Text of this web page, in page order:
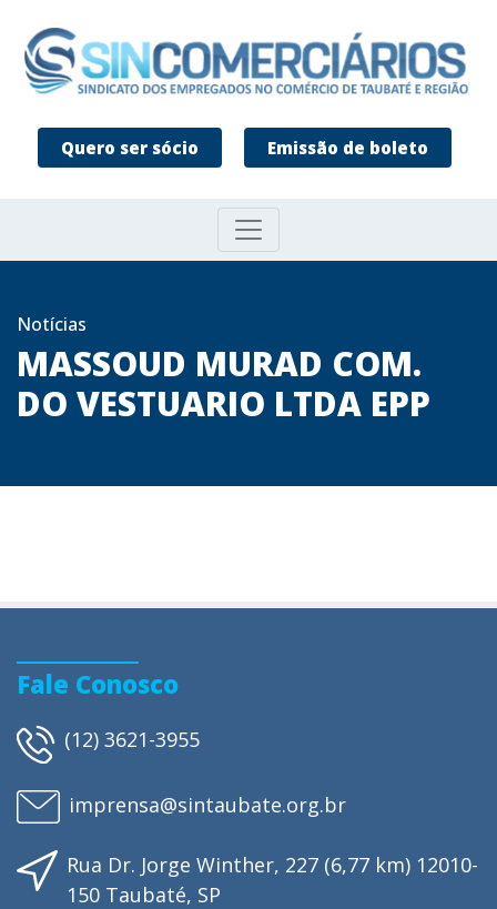
Quero ser sócio Emissão de boleto
Notícias
MASSOUD MURAD COM.
DO VESTUARIO LTDA EPP
Fale Conosco
(12) 3621-3955
imprensa@sintaubate.org.br
Rua Dr. Jorge Winther, 227 (6,77 km) 12010-
150 Taubaté, SP